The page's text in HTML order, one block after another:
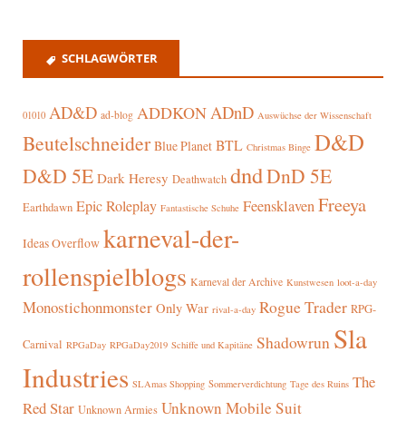
SCHLAGWÖRTER
01010 AD&D ad-blog ADDKON ADnD Auswüchse der Wissenschaft
Beutelschneider Blue Planet BTL Christmas Binge D&D
D&D 5E Dark Heresy Deathwatch dndDnD 5E
Earthdawn Epic Roleplay Fantastische Schuhe FeensklavenFreeya
Ideas Overflow karneval-der-
rollenspielblogs Karneval der Archive Kunstwesen loot-a-day
Monostichonmonster Only War rival-a-day Rogue Trader RPG-
Carnival RPGaDay RPGaDay2019 Schiffe und Kapitäne Shadowrun Sla
Industries SLAmas Shopping Sommerverdichtung Tage des Ruins The
Red Star Unknown Armies Unknown Mobile Suit